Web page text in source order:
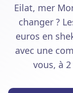
Eilat, mer
changer ?
euros en
avec une
vous, à